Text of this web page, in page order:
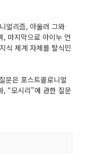
얼리즘, 아울러 그와
마지막으로 아이누 언
식 체계 자체를 탈식민
문은 포스트콜로니얼
, “모시리"에 관한 질문